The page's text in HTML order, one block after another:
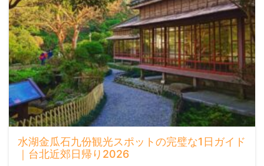
水湖金瓜石九份観光スポットの完璧な1日ガイド
｜台北近郊日帰り2026